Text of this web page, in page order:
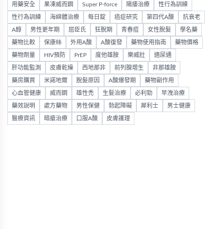
用藥安全 果凍威而鋼 Super P-force 陽痿治療 性行為訓練
性行為訓練 海綿體治療 每日錠 癌症研究 第四代A酸 抗衰老
A醇 男性更年期 屈臣氏 狂脫期 青春痘 女性脫髮 學名藥
藥物比較 保康絲 外用A酸 A酸復發 藥物使用指南 藥物價格
藥物劑量 HIV預防 PrEP 度他雄胺 樂威壯 適尿通
肝功能監測 皮膚乾燥 西地那非 前列腺增生 非那雄胺
藥房購買 米諾地爾 脫髮原因 A酸爆發期 藥物副作用
心血管健康 威而鋼 雄性禿 生髮治療 必利勁 早洩治療
藥效說明 處方藥物 男性保健 勃起障礙 犀利士 男士健康
醫療資訊 暗瘡治療 口服A酸 皮膚護理